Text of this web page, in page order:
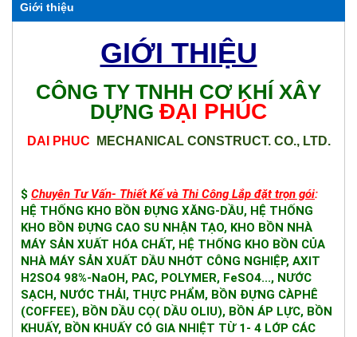
Giới thiệu
GIỚI THIỆU
CÔNG TY TNHH CƠ KHÍ XÂY
DỰNG ĐẠI PHÚC
DAI PHUC MECHANICAL CONSTRUCT. CO., LTD.
$ Chuyên Tư Vấn- Thiết Kế và Thi Công Lắp đặt trọn gói
HỆ THỐNG KHO BỒN ĐỰNG XĂNG-DẦU, HỆ THỐNG
KHO BỒN ĐỰNG CAO SU NHẬN TẠO, KHO BỒN NHÀ
MÁY SẢN XUẤT HÓA CHẤT, HỆ THỐNG KHO BỒN CỦA
NHÀ MÁY SẢN XUẤT DẦU NHỚT CÔNG NGHIỆP, AXIT
H2SO4 98%-NaOH, PAC, POLYMER, FeSO4..., NƯỚC
SẠCH, NƯỚC THẢI, THỰC PHẨM, BỒN ĐỰNG CÀPHÊ
(COFFEE), BỒN DẦU CỌ( DẦU OLIU), BỒN ÁP LỰC, BỒN
KHUẤY, BỒN KHUẤY CÓ GIA NHIỆT TỪ 1- 4 LỚP CÁC